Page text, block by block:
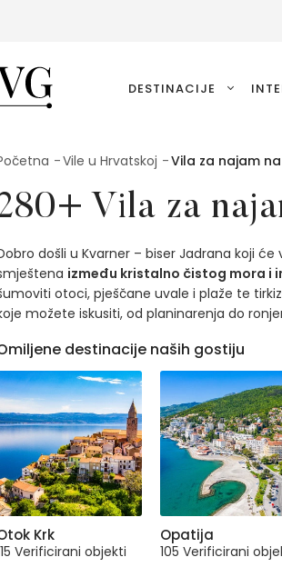
VillasGuide
DESTINACIJE
Vile u Hrvatskoj Vila za najam
Vila za
došli u Kvarner – biser Jadrana koji
između kristalno čistog mora i
otoci, pješčane uvale i plaže te
možete iskusiti, od planinarenja do
destinacije naših gostiju
Krk
Verificirani objekti
Opatija
105 Verificirani